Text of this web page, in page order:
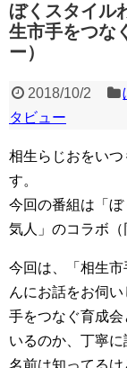
ぼくスタイル
生市手をつな
ー）
2018/10/2
タビュー
相生らじおをい
す。
今回の番組は「
気人」のコラボ（
今回は、「相生
んにお話をお伺い
手をつなぐ育成
いるのか、丁寧に